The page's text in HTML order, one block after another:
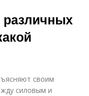
различных
своим
силовым и